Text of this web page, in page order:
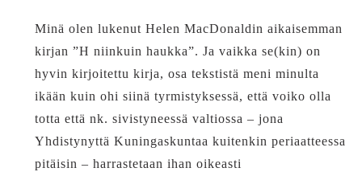
Minä olen lukenut Helen MacDonaldin aikaisemman
kirjan ”H niinkuin haukka”. Ja vaikka se(kin) on
hyvin kirjoitettu kirja, osa tekstistä meni minulta
ikään kuin ohi siinä tyrmistyksessä, että voiko olla
totta että nk. sivistyneessä valtiossa – jona
Yhdistynyttä Kuningaskuntaa kuitenkin periaatteessa
pitäisin – harrastetaan ihan oikeasti